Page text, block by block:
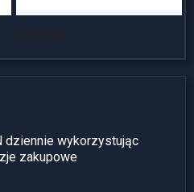
dziennie wykorzystując
zakupowe